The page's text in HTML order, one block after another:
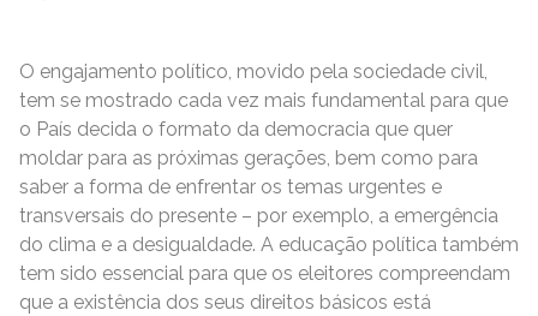
O engajamento político, movido pela sociedade civil,
tem se mostrado cada vez mais fundamental para que
o País decida o formato da democracia que quer
moldar para as próximas gerações, bem como para
saber a forma de enfrentar os temas urgentes e
transversais do presente – por exemplo, a emergência
do clima e a desigualdade. A educação política também
tem sido essencial para que os eleitores compreendam
que a existência dos seus direitos básicos está